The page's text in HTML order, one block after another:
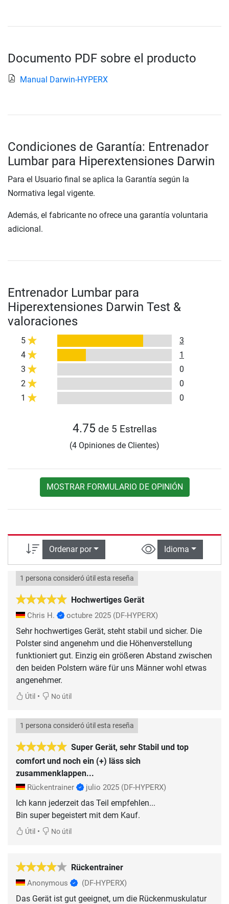
Documento PDF sobre el producto
Manual Darwin-HYPERX
Condiciones de Garantía: Entrenador
Lumbar para Hiperextensiones Darwin
Para el Usuario final se aplica la Garantía según la
Normativa legal vigente.
Además, el fabricante no ofrece una garantía voluntaria
adicional.
Entrenador Lumbar para
Hiperextensiones Darwin Test &
valoraciones
5
3
4
1
3
0
2
0
1
0
4.75 de 5 Estrellas
(4 Opiniones de Clientes)
MOSTRAR FORMULARIO DE OPINIÓN
Ordenar por Idioma
Hochwertiges Gerät
1 persona consideró útil esta reseña
Chris H. octubre 2025 (DF-HYPERX)
Sehr hochwertiges Gerät, steht stabil und sicher. Die
Polster sind angenehm und die Höhenverstellung
funktioniert gut. Einzig ein größeren Abstand zwischen
den beiden Polstern wäre für uns Männer wohl etwas
angenehmer.
Útil • No útil
Super Gerät, sehr Stabil und top
comfort und noch ein (+) läss sich
zusammenklappen...
1 persona consideró útil esta reseña
Rückentrainer julio 2025 (DF-HYPERX)
Ich kann jederzeit das Teil empfehlen...
Bin super begeistert mit dem Kauf.
Útil • No útil
Rückentrainer
Anonymous (DF-HYPERX)
Das Gerät ist gut geeignet, um die Rückenmuskulatur